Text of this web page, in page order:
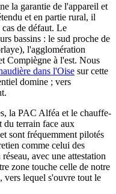
la garantie de l'appareil et
et en partie rural, il
de défaut. Le
bassins : le sud proche de
l'agglomération
Compiègne à l'est. Nous
dans l'Oise sur cette
domine ; vers
la PAC Alféa et le chauffe-
du terrain face aux
sont fréquemment pilotés
comme celui des
avec une attestation
zone touche celle de notre
vers lequel s'ouvre tout le